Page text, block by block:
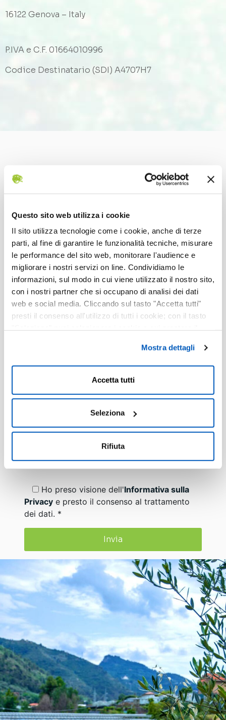
Questo sito web utilizza i cookie
Il sito utilizza tecnologie come i cookie, anche di terze
parti, al fine di garantire le funzionalità tecniche, misurare
le performance del sito web, monitorare l'audience e
migliorare i nostri servizi on line. Condividiamo le
informazioni, sul modo in cui viene utilizzato il nostro sito,
con i nostri partner che si occupano di analisi dei dati
web e social media. Cliccando sul tasto "Accetta tutti"
presti il consenso all'utilizzo di tutti i cookie; con il tasto
destra puoi continuare la navigazione solo con l'utilizzo
dei cookie necessari. Per saperne di più ed
eventualmente modificare il tuo consenso, consulta
liberamente prestare, rifiutare o revocare il proprio
consenso in qualsiasi momento, accedendo al pannello
Mostra Dettagli.
Mostra dettagli
Accetta tutti
Seleziona
Rifiuta
16122 Genova – Italy
P.IVA e C.F. 01664010996
Codice Destinatario (SDI) A4707H7
Per richiedere informazioni sui nostri
sottostante:
Ho preso visione dell'Informativa sulla
Privacy e presto il consenso al trattamento
dei dati. *